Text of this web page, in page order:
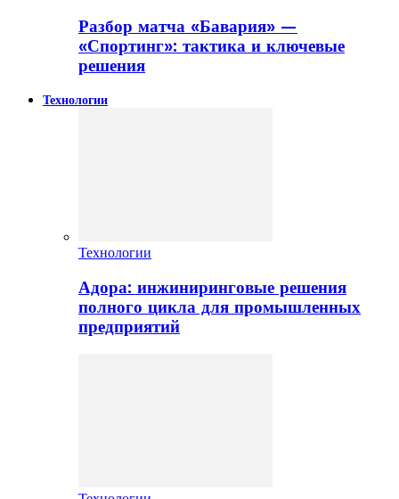
Разбор матча «Бавария» —
«Спортинг»: тактика и ключевые
решения
Технологии
Технологии
Адора: инжиниринговые решения
полного цикла для промышленных
предприятий